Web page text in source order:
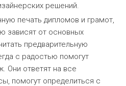
решений.
печать дипломов и грамот,
зависят от основных
предварительную
с радостью помогут
Они ответят на все
помогут определиться с